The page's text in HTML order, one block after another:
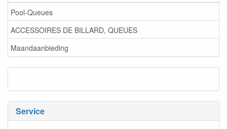
Pool-Queues
ACCESSOIRES DE BILLARD, QUEUES
Maandaanbieding
Service